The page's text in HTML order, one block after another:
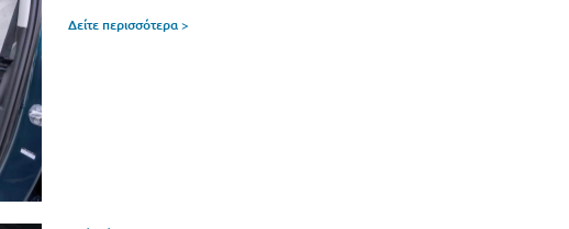
Δείτε περισσότερα >